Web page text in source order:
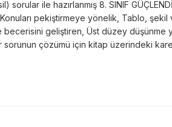
ile hazırlanmış 8. SINIF
Konuları pekiştirmeye yönelik, Tablo,
geliştiren, Üst düzey düşünme
sorunun çözümü için kitap üzerindeki